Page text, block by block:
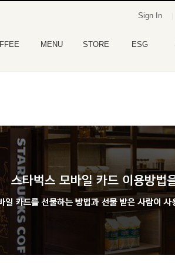
Sign In
MENU STORE ESG